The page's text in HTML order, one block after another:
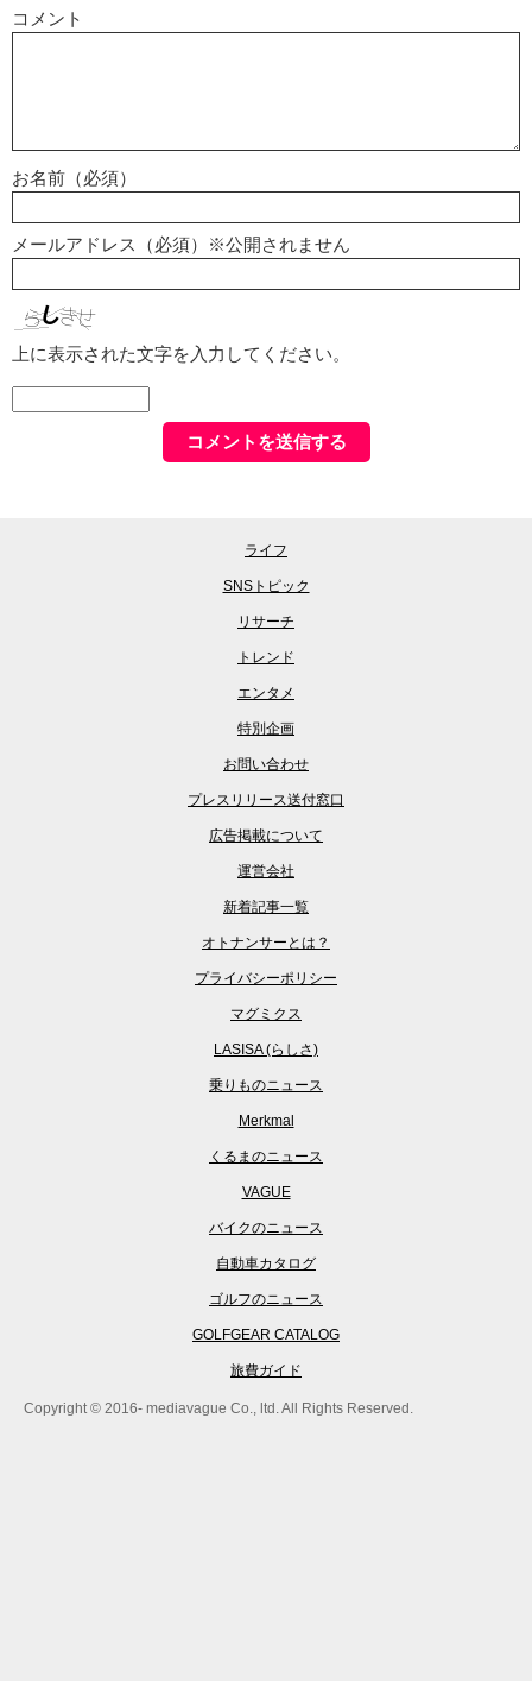
コメント
お名前（必須）
メールアドレス（必須）※公開されません
上に表示された文字を入力してください。
ライフ
SNSトピック
リサーチ
トレンド
エンタメ
特別企画
お問い合わせ
プレスリリース送付窓口
広告掲載について
運営会社
新着記事一覧
オトナンサーとは？
プライバシーポリシー
マグミクス
LASISA (らしさ)
乗りものニュース
Merkmal
くるまのニュース
VAGUE
バイクのニュース
自動車カタログ
ゴルフのニュース
GOLFGEAR CATALOG
旅費ガイド
Copyright © 2016- mediavague Co., ltd. All Rights Reserved.